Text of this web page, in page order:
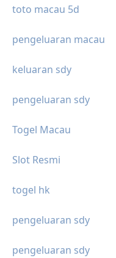
toto macau 5d
pengeluaran macau
keluaran sdy
pengeluaran sdy
Togel Macau
Slot Resmi
togel hk
pengeluaran sdy
pengeluaran sdy